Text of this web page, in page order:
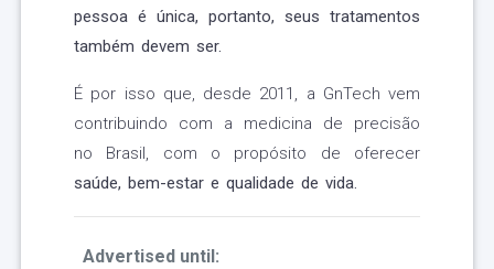
pessoa é única, portanto, seus tratamentos
também devem ser.
É por isso que, desde 2011, a GnTech vem
contribuindo com a medicina de precisão
no Brasil, com o propósito de oferecer
saúde, bem-estar e qualidade de vida.
Advertised until: